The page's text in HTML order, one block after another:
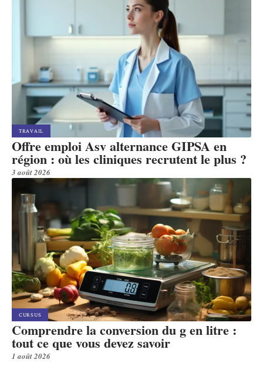
TRAVAIL
Offre emploi Asv alternance GIPSA en
région : où les cliniques recrutent le plus ?
3 août 2026
CURSUS
Comprendre la conversion du g en litre :
tout ce que vous devez savoir
1 août 2026